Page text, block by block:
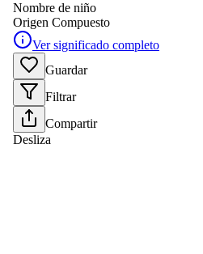
Nombre de niño
Origen Compuesto
Ver significado completo
Guardar
Filtrar
Compartir
Desliza